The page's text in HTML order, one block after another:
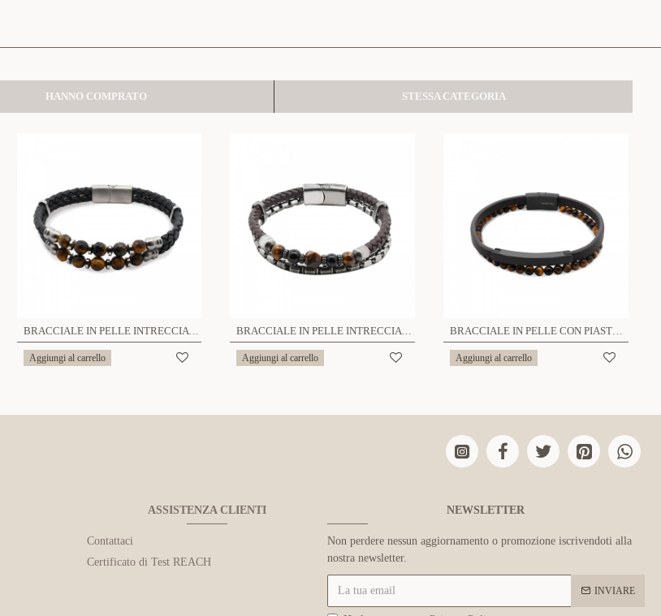
HANNO COMPRATO STESSA CATEGORIA
BRACCIALE IN PELLE INTRECCIATA DOPPIA CON PERLINE SFACCETTATE DI PIETRA - KM24152A978/979
Aggiungi al carrello
BRACCIALE IN PELLE INTRECCIATA CON PERLINE DI PIETRA - KM24156A972/973
Aggiungi al carrello
BRACCIALE IN PELLE CON PIASTRA E PERLINE DI PIETRA - KM24160A976/977
Aggiungi al carrello
ASSISTENZA CLIENTI
Contattaci
Certificato di Test REACH
NEWSLETTER
Non perdere nessun aggiornamento o promozione iscrivendoti alla
nostra newsletter.
INVIARE